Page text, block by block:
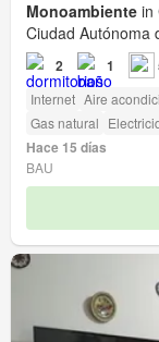
Monoambiente in
Ciudad Autónoma
2 1
Internet Aire
Gas natural
Hace 15 días
BAU